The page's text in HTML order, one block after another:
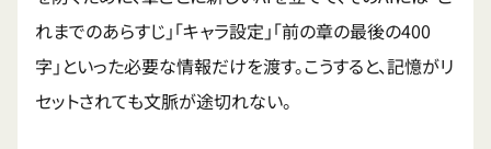
れまでのあらすじ」「キャラ設定」「前の章の最後の400
字」といった必要な情報だけを渡す。こうすると、記憶がリ
セットされても文脈が途切れない。